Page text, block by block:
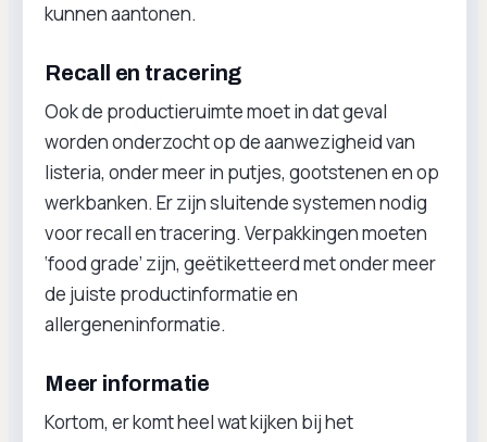
kunnen aantonen.
Recall en tracering
Ook de productieruimte moet in dat geval
worden onderzocht op de aanwezigheid van
listeria, onder meer in putjes, gootstenen en op
werkbanken. Er zijn sluitende systemen nodig
voor recall en tracering. Verpakkingen moeten
‘food grade’ zijn, geëtiketteerd met onder meer
de juiste productinformatie en
allergeneninformatie.
Meer informatie
Kortom, er komt heel wat kijken bij het